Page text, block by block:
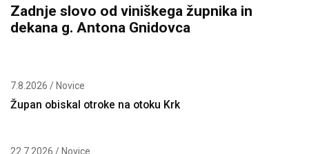
Zadnje slovo od viniškega župnika in
dekana g. Antona Gnidovca
7.8.2026 / Novice
Župan obiskal otroke na otoku Krk
22.7.2026 / Novice